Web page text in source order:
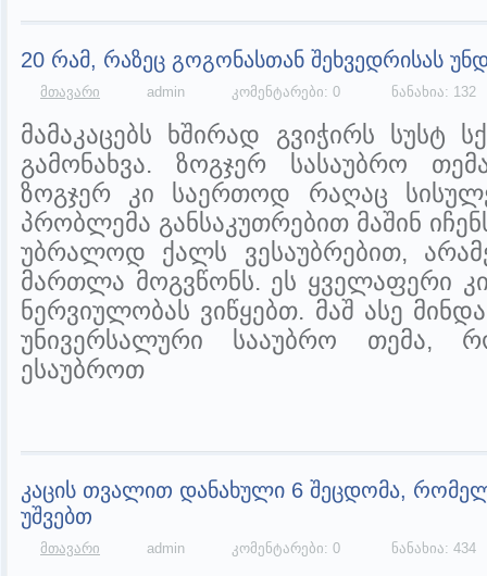
20 რამ, რაზეც გოგონასთან შეხვედრისას
მთავარი admin კომენტარები: 0 ნანახია: 132
მამაკაცებს ხშირად გვიჭირს სუსტ
გამონახვა. ზოგჯერ სასაუბრო
ზოგჯერ კი საერთოდ რაღაც
პრობლემა განსაკუთრებით მაშინ
უბრალოდ ქალს ვესაუბრებით,
მართლა მოგვწონს. ეს ყველაფერი
ნერვიულობას ვიწყებთ. მაშ ასე
უნივერსალური სააუბრო თემა,
ესაუბროთ
კაცის თვალით დანახული 6 შეცდომა,
უშვებთ
მთავარი admin კომენტარები: 0 ნანახია: 434